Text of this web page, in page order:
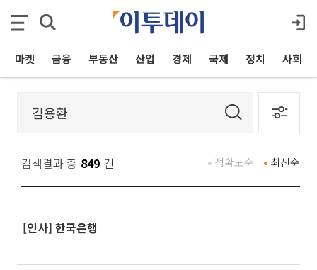
마켓 금융 부동산 산업 경제 국제 정치 사회
검색결과 총 849 건 최신순
정확도순
[인사] 한국은행